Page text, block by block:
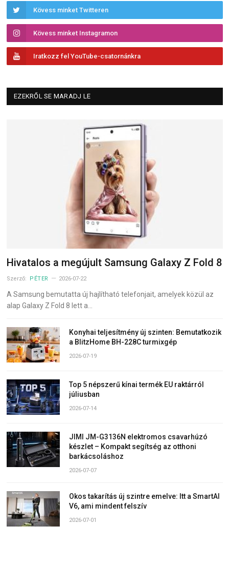
Kövess minket Twitteren
Kövess minket Instagramon
Iratkozz fel YouTube-csatornánkra
EZEKRŐL SE MARADJ LE
Hivatalos a megújult Samsung Galaxy Z Fold 8
Szerző: PÉTER 2026-07-22
A Samsung bemutatta új hajlítható telefonjait, amelyek közül az
alap Galaxy Z Fold 8 lett a…
Konyhai teljesítmény új szinten: Bemutatkozik
a BlitzHome BH-228C turmixgép
2026-07-19
Top 5 népszerű kínai termék EU raktárról
júliusban
2026-07-14
JIMI JM-G3136N elektromos csavarhúzó
készlet – Kompakt segítség az otthoni
barkácsoláshoz
2026-07-07
Okos takarítás új szintre emelve: Itt a SmartAI
V6, ami mindent felszív
2026-07-01